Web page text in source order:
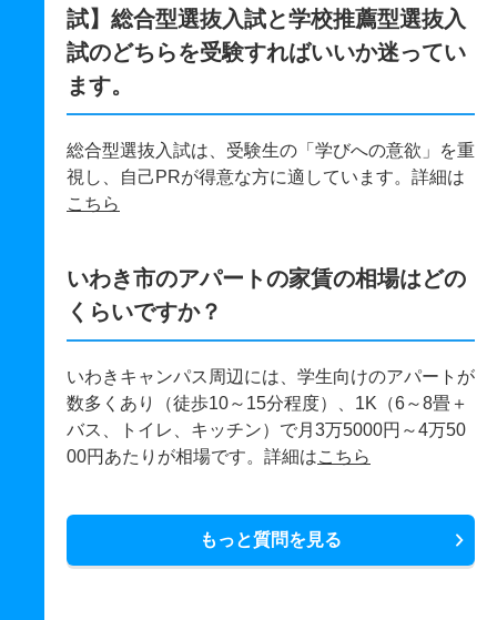
試】総合型選抜入試と学校推薦型選抜入
試のどちらを受験すればいいか迷ってい
ます。
総合型選抜入試は、受験生の「学びへの意欲」を重
視し、自己PRが得意な方に適しています。詳細は
こちら
いわき市のアパートの家賃の相場はどの
くらいですか？
いわきキャンパス周辺には、学生向けのアパートが
数多くあり（徒歩10～15分程度）、1K（6～8畳＋
バス、トイレ、キッチン）で月3万5000円～4万50
00円あたりが相場です。詳細はこちら
もっと質問を見る